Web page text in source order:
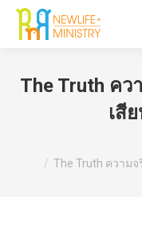
The Truth คว
เสี
The Truth ความ